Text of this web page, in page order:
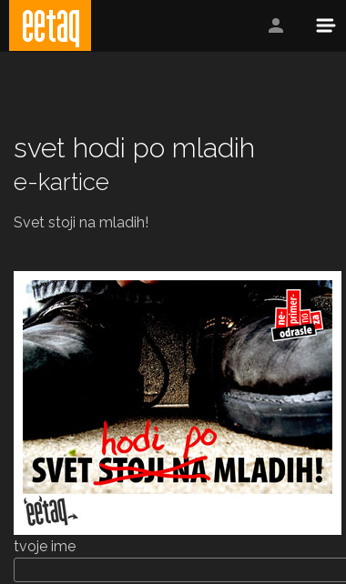
svet hodi po mladih
e-kartice
Svet stoji na mladih!
tvoje ime